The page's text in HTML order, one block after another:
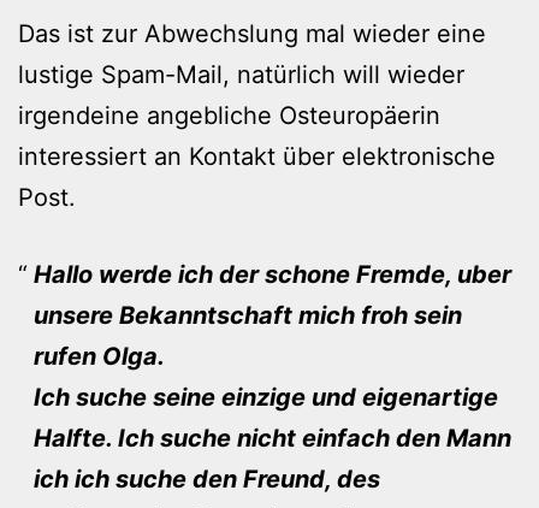
Das ist zur Abwechslung mal wieder eine
lustige Spam-Mail, natürlich will wieder
irgendeine angebliche Osteuropäerin
interessiert an Kontakt über elektronische
Post.
Hallo werde ich der schone Fremde, uber
unsere Bekanntschaft mich froh sein
rufen Olga.
Ich suche seine einzige und eigenartige
Halfte. Ich suche nicht einfach den Mann
ich ich suche den Freund, des